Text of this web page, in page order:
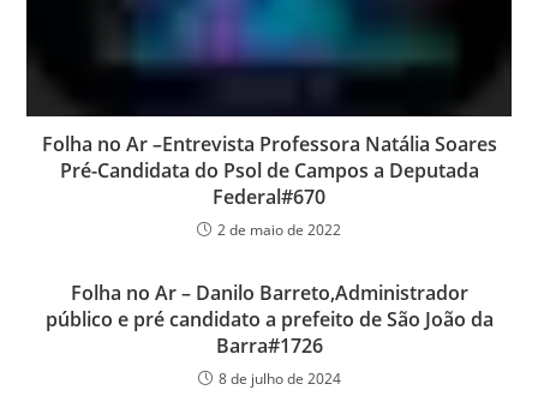
Folha no Ar –Entrevista Professora Natália Soares
Pré-Candidata do Psol de Campos a Deputada
Federal#670
2 de maio de 2022
Folha no Ar – Danilo Barreto,Administrador
público e pré candidato a prefeito de São João da
Barra#1726
8 de julho de 2024